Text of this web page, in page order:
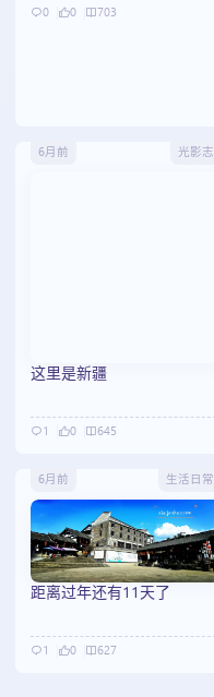
0 0 703
6月前 光影志
这里是新疆
1 0 645
6月前 生活日常
距离过年还有11天了
1 0 627